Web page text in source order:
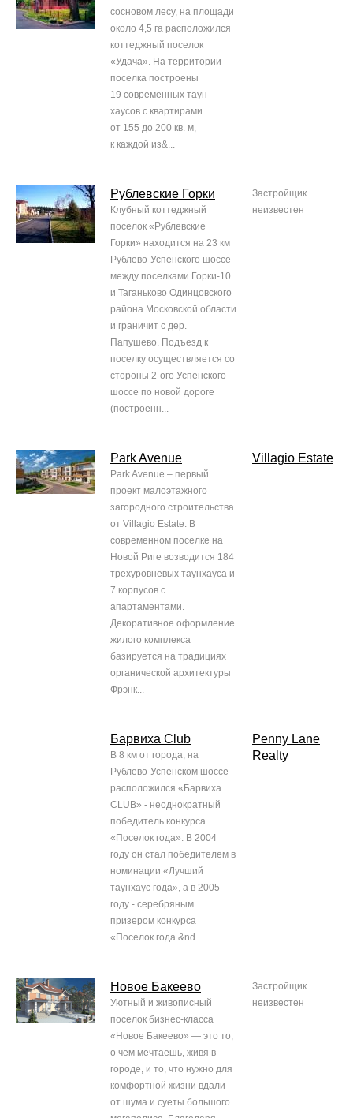
сосновом лесу, на площади
около 4,5 га расположился
коттеджный поселок
«Удача». На территории
поселка построены
19 современных таун-
хаусов с квартирами
от 155 до 200 кв. м,
к каждой из&...
Рублевские Горки
Клубный коттеджный
поселок «Рублевские
Горки» находится на 23 км
Рублево-Успенского шоссе
между поселками Горки-10
и Таганьково Одинцовского
района Московской области
и граничит с дер.
Папушево. Подъезд к
поселку осуществляется со
стороны 2-ого Успенского
шоссе по новой дороге
(построенн...
Застройщик
неизвестен
Park Avenue
Park Avenue – первый
проект малоэтажного
загородного строительства
от Villagio Estate. В
современном поселке на
Новой Риге возводится 184
трехуровневых таунхауса и
7 корпусов с
апартаментами.
Декоративное оформление
жилого комплекса
базируется на традициях
органической архитектуры
Фрэнк...
Villagio Estate
Барвиха Club
В 8 км от города, на
Рублево-Успенском шоссе
расположился «Барвиха
CLUB» - неоднократный
победитель конкурса
«Поселок года». В 2004
году он стал победителем в
номинации «Лучший
таунхаус года», а в 2005
году - серебряным
призером конкурса
«Поселок года &nd...
Penny Lane
Realty
Новое Бакеево
Уютный и живописный
поселок бизнес-класса
«Новое Бакеево» — это то,
о чем мечтаешь, живя в
городе, и то, что нужно для
комфортной жизни вдали
от шума и суеты большого
Застройщик
неизвестен